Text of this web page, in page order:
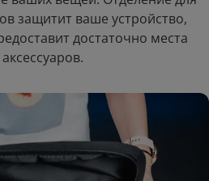
защитит ваше устройство,
достаточно места
Xistore Business